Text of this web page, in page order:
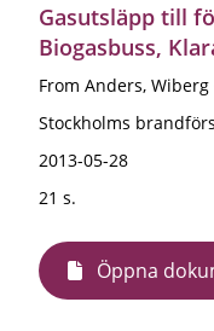
Gasutsläpp till
Biogasbuss,
From Anders, Wiberg
Stockholms
2013-05-28
21 s.
Öppna